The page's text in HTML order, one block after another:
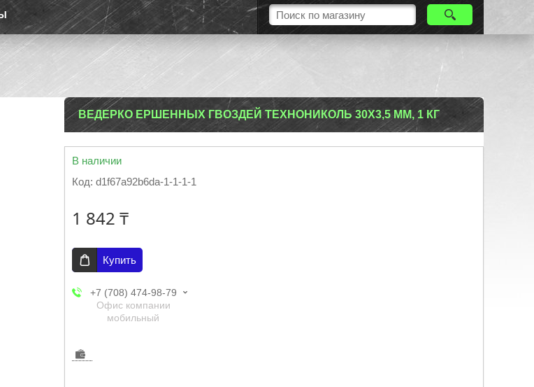
ВЕДЕРКО ЕРШЕННЫХ ГВОЗДЕЙ ТЕХНОНИКОЛЬ 30Х3,5 ММ, 1 КГ
В наличии
Код: d1f67a92b6da-1-1-1-1
1 842 ₸
Купить
+7 (708) 474-98-79
Офис компании
мобильный